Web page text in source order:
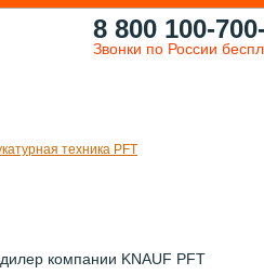
компании KNAUF PFT
8 800 100-
Звонки по России